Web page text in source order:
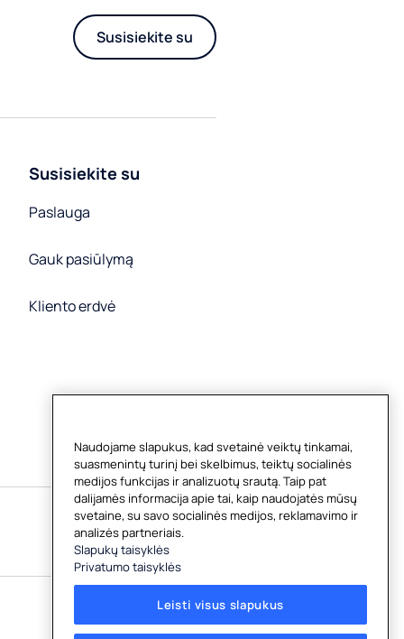
Susisiekite su
Susisiekite su
Paslauga
Gauk pasiūlymą
Kliento erdvė
Naudojame slapukus, kad svetainė veiktų tinkamai,
suasmenintų turinį bei skelbimus, teiktų socialinės
medijos funkcijas ir analizuotų srautą. Taip pat
dalijamės informacija apie tai, kaip naudojatės mūsų
svetaine, su savo socialinės medijos, reklamavimo ir
analizės partneriais.
Slapukų taisyklės
Privatumo taisyklės
Leisti visus slapukus